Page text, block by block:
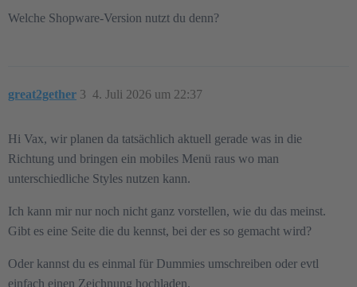
Welche Shopware-Version nutzt du denn?
great2gether 4. Juli 2026 um 22:37
3
Hi Vax, wir planen da tatsächlich aktuell gerade was in die
Richtung und bringen ein mobiles Menü raus wo man
unterschiedliche Styles nutzen kann.
Ich kann mir nur noch nicht ganz vorstellen, wie du das meinst.
Gibt es eine Seite die du kennst, bei der es so gemacht wird?
Oder kannst du es einmal für Dummies umschreiben oder evtl
einfach einen Zeichnung hochladen.